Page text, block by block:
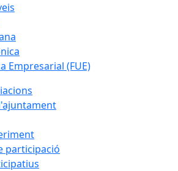
Empresarial (FUE)
participació